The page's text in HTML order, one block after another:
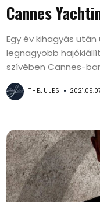
Cannes
Egy év kihagyás
legnagyobb
szívében Cannes-
THEJULES